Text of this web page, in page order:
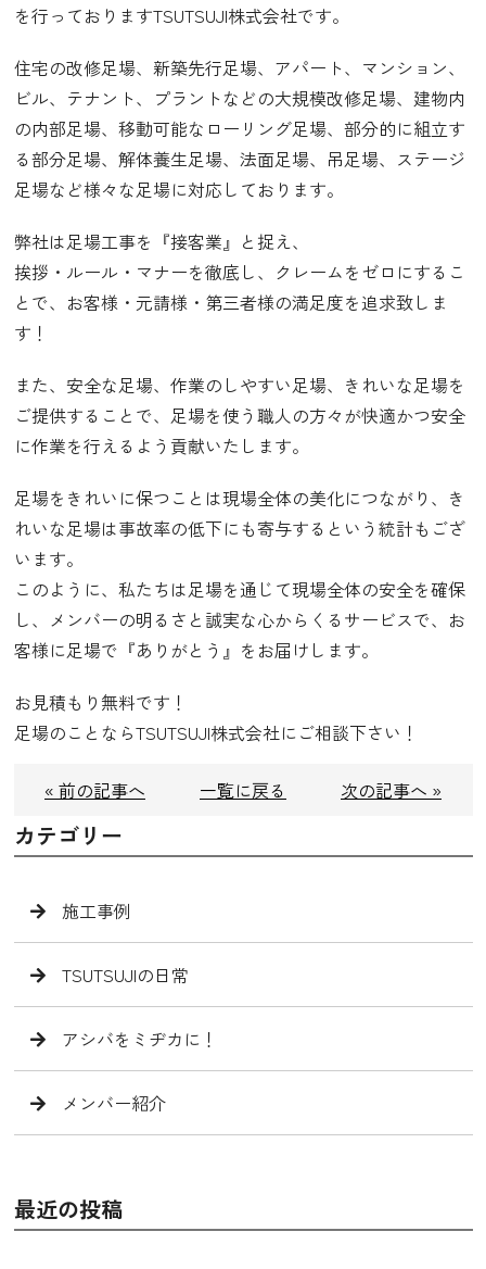
を行っておりますTSUTSUJI株式会社です。
住宅の改修足場、新築先行足場、アパート、マンション、
ビル、テナント、プラントなどの大規模改修足場、建物内
の内部足場、移動可能なローリング足場、部分的に組立す
る部分足場、解体養生足場、法面足場、吊足場、ステージ
足場など様々な足場に対応しております。
弊社は足場工事を『接客業』と捉え、
挨拶・ルール・マナーを徹底し、クレームをゼロにするこ
とで、お客様・元請様・第三者様の満足度を追求致しま
す！
また、安全な足場、作業のしやすい足場、きれいな足場を
ご提供することで、足場を使う職人の方々が快適かつ安全
に作業を行えるよう貢献いたします。
足場をきれいに保つことは現場全体の美化につながり、き
れいな足場は事故率の低下にも寄与するという統計もござ
います。
このように、私たちは足場を通じて現場全体の安全を確保
し、メンバーの明るさと誠実な心からくるサービスで、お
客様に足場で『ありがとう』をお届けします。
お見積もり無料です！
足場のことならTSUTSUJI株式会社にご相談下さい！
« 前の記事へ 一覧に戻る 次の記事へ »
カテゴリー
施工事例
TSUTSUJIの日常
アシバをミヂカに！
メンバー紹介
最近の投稿